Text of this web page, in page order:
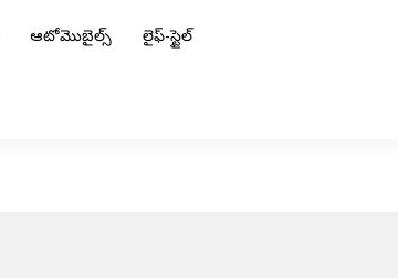
ఆటోమొబైల్స్ లైఫ్-స్టైల్